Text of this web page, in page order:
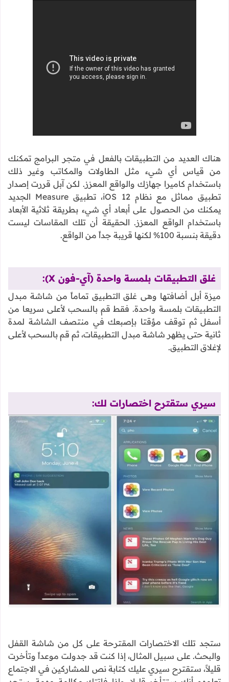
هناك العديد من التطبيقات بالفعل في متجر البرامج تمكنك
من قياس أي شيء مثل الطاولات والمكاتب وغير ذلك
باستخدام كاميرا جهازك والواقع المعزز. لكن آبل قررت إصدار
تطبيق مماثل مع نظام iOS 12، تطبيق Measure الجديد
يمكنك من الحصول على أبعاد أي شيء بطريقة ثلاثية الأبعاد
باستخدام الواقع المعزز. الحقيقة أن تلك المقاسات ليست
دقيقة بنسبة 100% لكنها قريبة جداً من الواقع.
غلق التطبيقات بلمسة واحدة (آي-فون X):
ميزة أبل أضافتها وهى غلق التطبيق تماماً من شاشة مبدل
التطبيقات بلمسة واحدة. فقط قم بالسحب لأعلى سريعا من
أسفل ثم توقف مؤقتا بإصبعك في منتصف الشاشة لمدة
ثانية حتى يظهر شاشة مبدل التطبيقات، ثم قم بالسحب لأعلى
لإغلاق التطبيق.
سيري ستقترح اختصارات لك:
ستجد تلك الاختصارات المقترحة على كل من شاشة القفل
والبحث. على سبيل المثال، إذا كنت قد جدولت موعداً وتأخرت
قليلاً، ستقترح سيري عليك كتابة نص للمشاركين في الاجتماع